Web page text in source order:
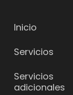
Inicio
Servicios
Servicios
adicionales